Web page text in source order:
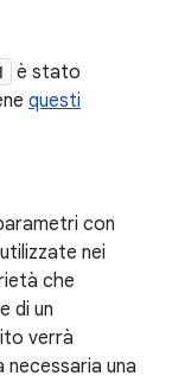
è stato
questi
con
nei
che
di un
verrà
una